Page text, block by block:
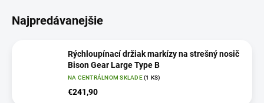
Najpredávanejšie
Rýchloupínací držiak markízy na strešný nosič
Bison Gear Large Type B
NA CENTRÁLNOM SKLADE(1 KS)
€241,90